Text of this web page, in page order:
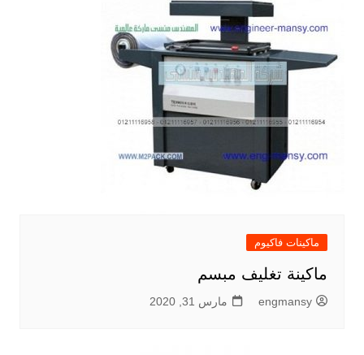
ماكينات فاكيوم
ماكينة تغليف مبسم
engmansy مارس 31, 2020